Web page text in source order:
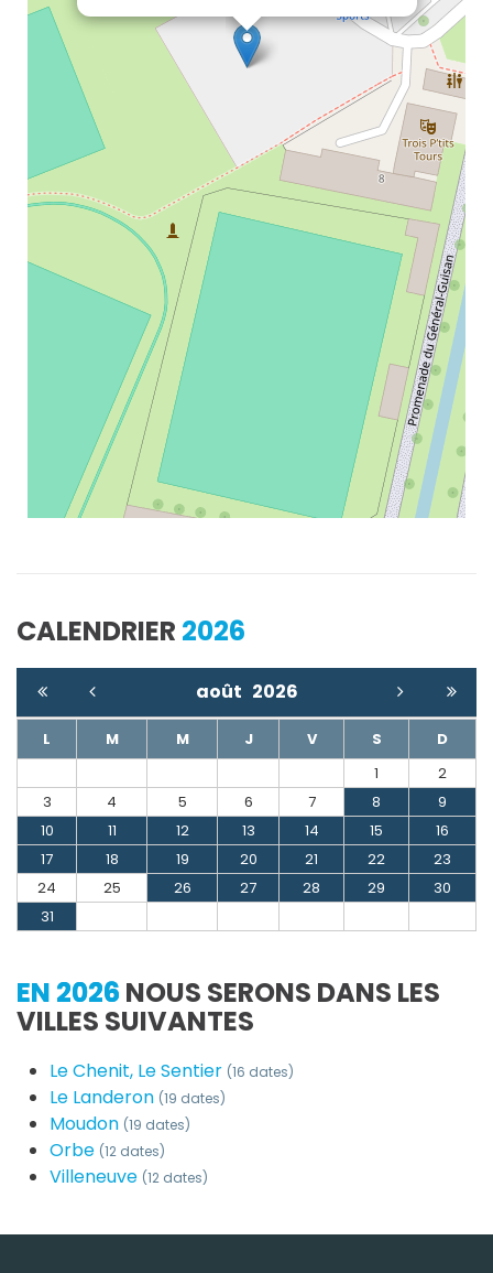
CALENDRIER 2026
août 2026
L M M J V S
D
1
2
3
4 5 6 7 8
9
10
11 12 13 14 15
16
17
18 19 20 21 22
23
24
25 26 27 28 29
30
31
EN 2026 NOUS SERONS DANS LES
VILLES SUIVANTES
Le Chenit, Le Sentier (16 dates)
Le Landeron (19 dates)
Moudon (19 dates)
Orbe (12 dates)
Villeneuve (12 dates)